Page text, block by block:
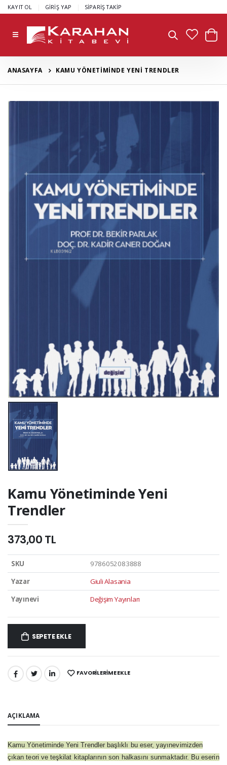
KAYIT OL GİRİŞ YAP SİPARİŞ TAKİP
ANASAYFA KAMU YÖNETİMİNDE YENİ TRENDLER
Kamu Yönetiminde Yeni
Trendler
373,00 TL
SKU
9786052083888
Yazar
Giuli Alasania
Yayınevi
Değişim Yayınları
SEPETE EKLE
PAYLAŞ: FAVORILERIME EKLE
AÇIKLAMA
Kamu Yönetiminde Yeni Trendler başlıklı bu eser, yayınevimizden
çıkan teori ve teşkilat kitaplarının son halkasını sunmaktadır. Bu eserin